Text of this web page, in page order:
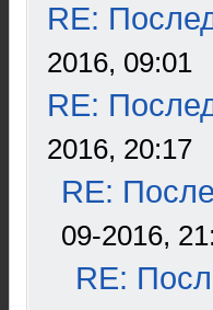
RE:
2016, 09:01
RE:
2016, 20:17
RE:
09-2016,
RE: